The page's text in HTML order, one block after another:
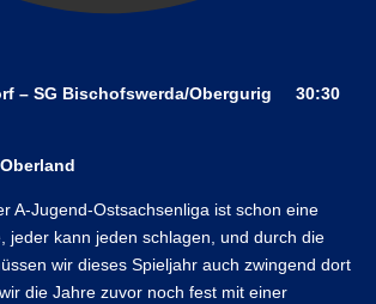
– SG Bischofswerda/Obergurig 30:30
A-Jugend-Ostsachsenliga ist schon eine
jeder kann jeden schlagen, und durch die
wir dieses Spieljahr auch zwingend dort
die Jahre zuvor noch fest mit einer